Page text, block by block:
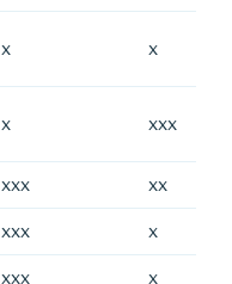
x x
x xxx
xxx xx
xxx x
xxx x